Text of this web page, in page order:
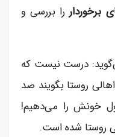
برخورداررا بررسی و
درست نیست که
روستا بگویند صد
خونش را می‌دهیم!
روستا شده است.